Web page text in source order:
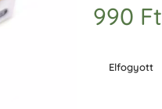
990 Ft
Elfogyott